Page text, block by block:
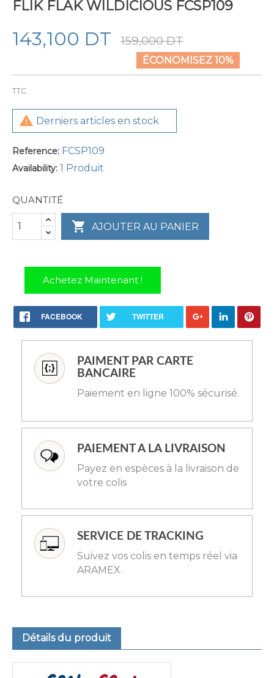
FLIK FLAK WILDICIOUS FCSP109
143,100 DT 159,000 DT
ÉCONOMISEZ 10%
TTC
 Derniers articles en stock
Reference: FCSP109
Availability: 1 Produit
QUANTITÉ
 AJOUTER AU PANIER
Achetez Maintenant !
FACEBOOK TWITTER
PAIMENT PAR CARTE
BANCAIRE
Paiement en ligne 100% sécurisé.
PAIEMENT A LA LIVRAISON
Payez en espèces à la livraison de
votre colis
SERVICE DE TRACKING
Suivez vos colis en temps réel via
ARAMEX.
Détails du produit